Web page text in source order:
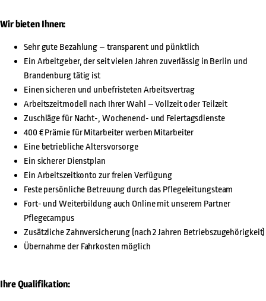
Wir bieten Ihnen:
Sehr gute Bezahlung – transparent und pünktlich
Ein Arbeitgeber, der seit vielen Jahren zuverlässig in Berlin und
Brandenburg tätig ist
Einen sicheren und unbefristeten Arbeitsvertrag
Arbeitszeitmodell nach Ihrer Wahl – Vollzeit oder Teilzeit
Zuschläge für Nacht-, Wochenend- und Feiertagsdienste
400 € Prämie für Mitarbeiter werben Mitarbeiter
Eine betriebliche Altersvorsorge
Ein sicherer Dienstplan
Ein Arbeitszeitkonto zur freien Verfügung
Feste persönliche Betreuung durch das Pflegeleitungsteam
Fort- und Weiterbildung auch Online mit unserem Partner
Pflegecampus
Zusätzliche Zahnversicherung (nach 2 Jahren Betriebszugehörigkeit)
Übernahme der Fahrkosten möglich
Ihre Qualifikation: